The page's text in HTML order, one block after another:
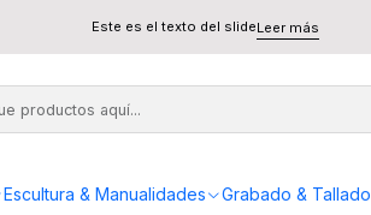
Escultura & Manualidades Grabado & Tallado
Este es el texto del slideLeer más